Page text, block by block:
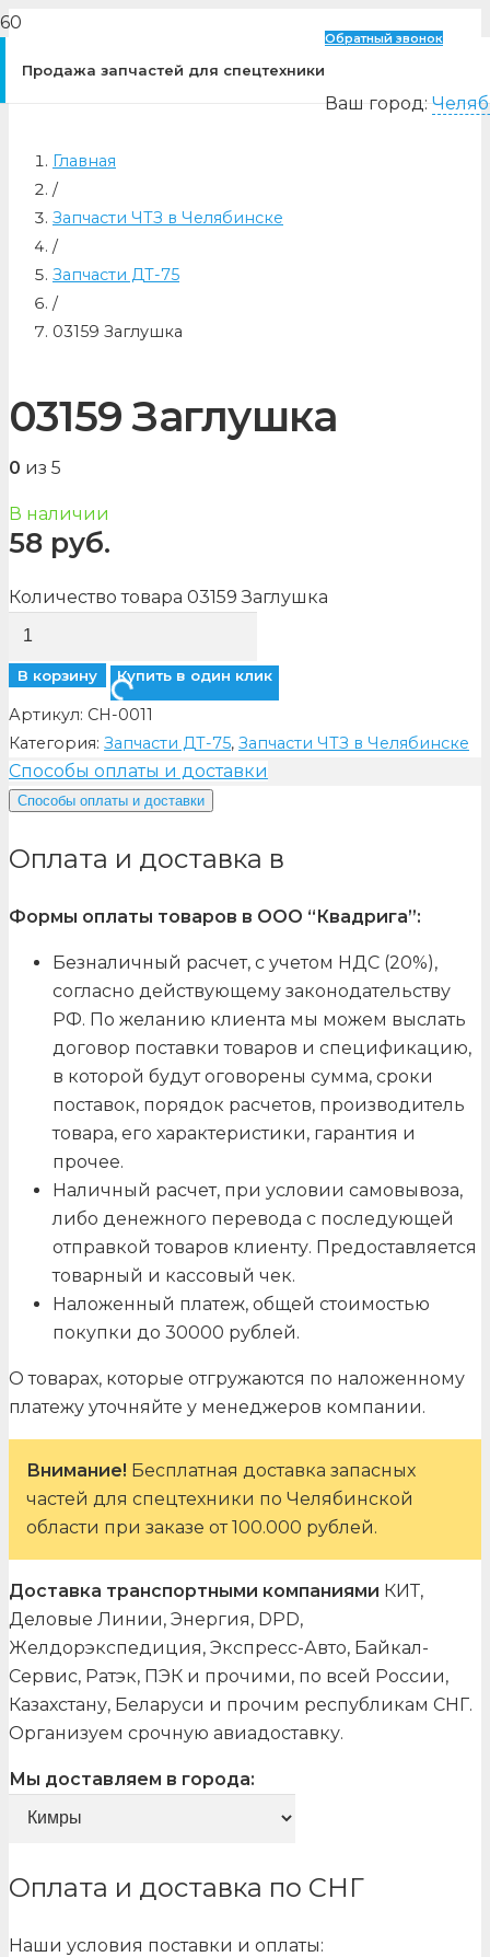
Продажа запчастей для спецтехники
Обратный звонок
Ваш город:
Главная
/
Запчасти ЧТЗ в Челябинске
/
Запчасти ДТ-75
/
03159 Заглушка
03159 Заглушка
0 из 5
В наличии
58 руб.
Количество товара 03159 Заглушка
В корзину Купить в один клик
Артикул: CH-0011
Категория: Запчасти ДТ-75, Запчасти ЧТЗ в Челябинске
Способы оплаты и доставки
Способы оплаты и доставки
Оплата и доставка в
Формы оплаты товаров в ООО “Квадрига”:
Безналичный расчет, с учетом НДС (20%),
согласно действующему законодательству
РФ. По желанию клиента мы можем выслать
договор поставки товаров и спецификацию,
в которой будут оговорены сумма, сроки
поставок, порядок расчетов, производитель
товара, его характеристики, гарантия и
прочее.
Наличный расчет, при условии самовывоза,
либо денежного перевода с последующей
отправкой товаров клиенту. Предоставляется
товарный и кассовый чек.
Наложенный платеж, общей стоимостью
покупки до 30000 рублей.
О товарах, которые отгружаются по наложенному
платежу уточняйте у менеджеров компании.
Внимание! Бесплатная доставка запасных
частей для спецтехники по Челябинской
области при заказе от 100.000 рублей.
Доставка транспортными компаниями КИТ,
Деловые Линии, Энергия, DPD,
Желдорэкспедиция, Экспресс-Авто, Байкал-
Сервис, Ратэк, ПЭК и прочими, по всей России,
Казахстану, Беларуси и прочим республикам СНГ.
Организуем срочную авиадоставку.
Мы доставляем в города:
Оплата и доставка по СНГ
Наши условия поставки и оплаты: